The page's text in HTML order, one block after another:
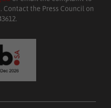
. Contact the Press Council on